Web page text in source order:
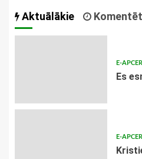
Aktuālākie
E-
Es
E-